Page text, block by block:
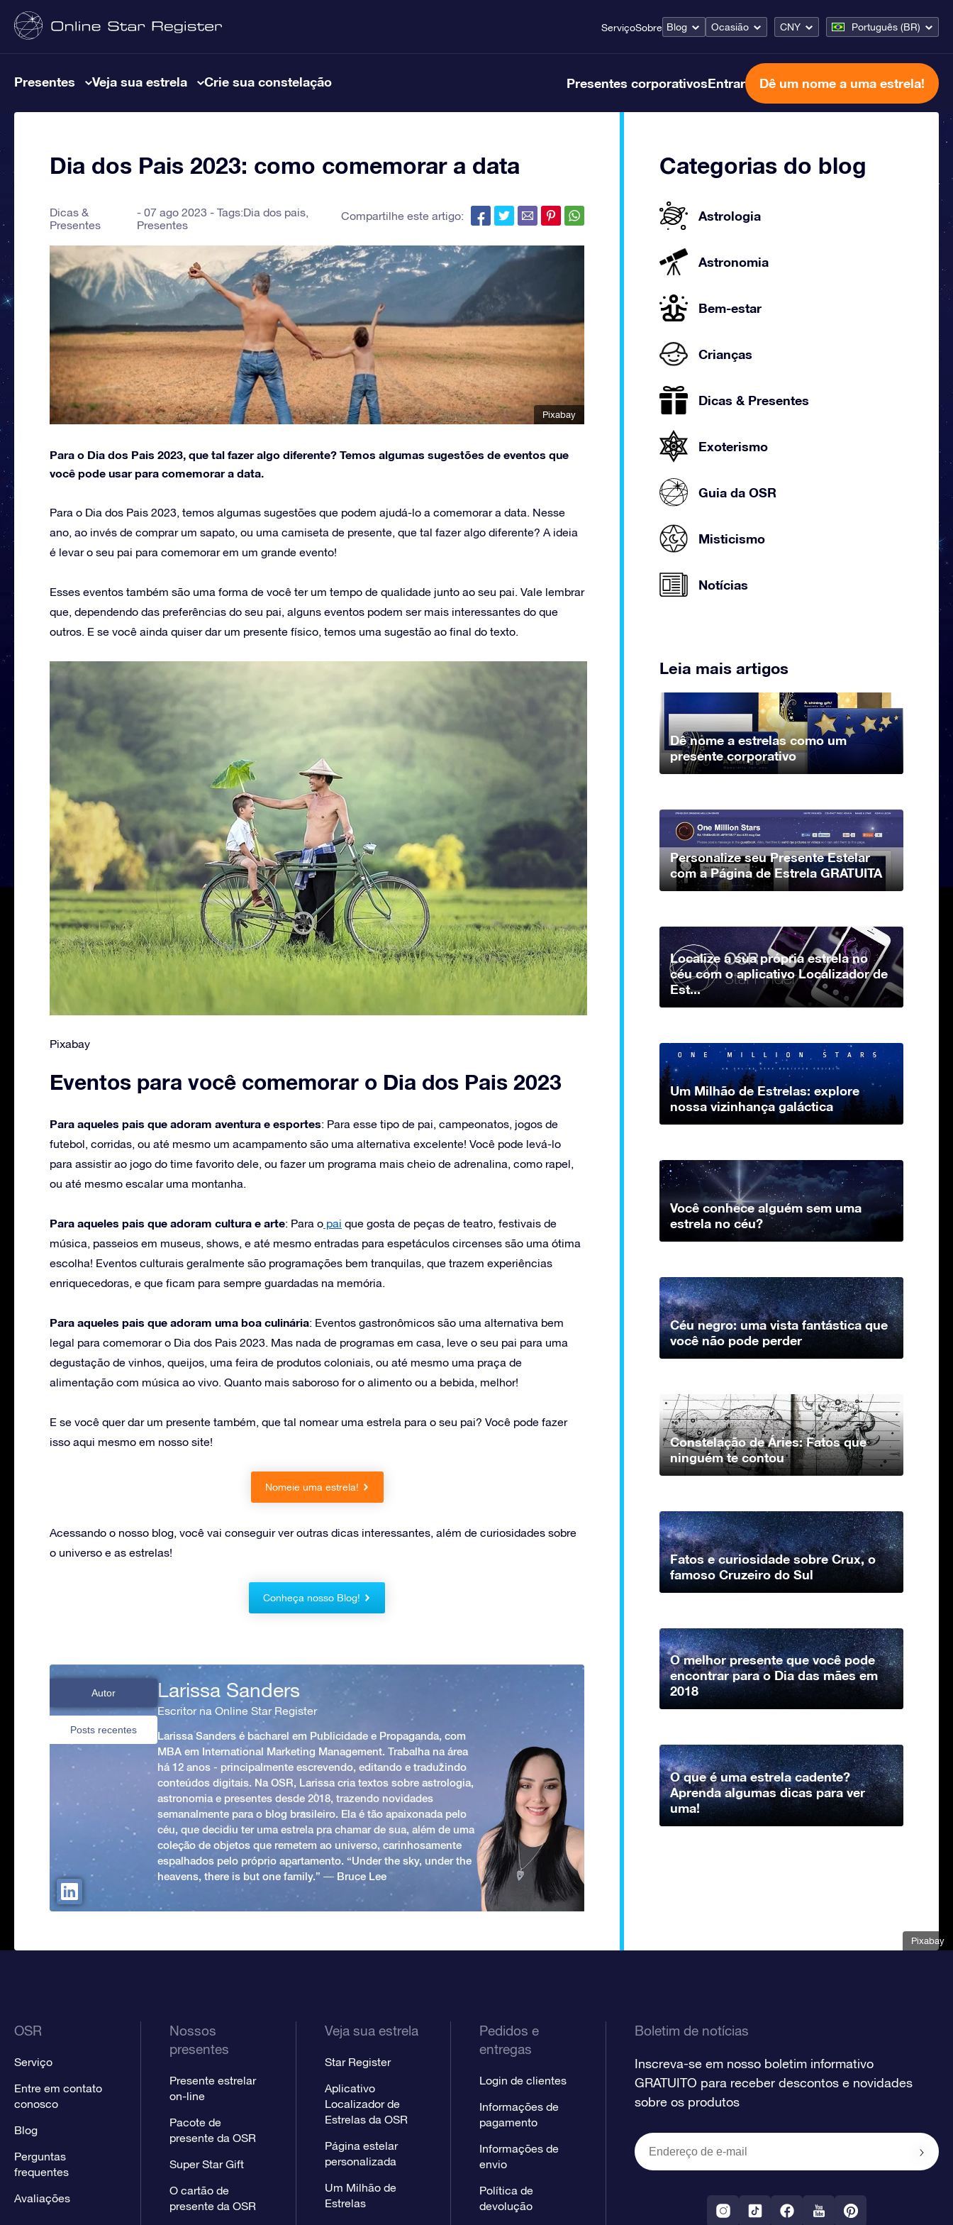
ServiçoSobre Blog Ocasião CNY Português (BR)
Presentes Veja sua estrela Crie sua constelação Presentes corporativosEntrar Dê um nome a uma estrela!
Dia dos Pais 2023: como comemorar a data
Dicas &
Presentes
07 ago 2023 - Tags:Dia dos pais,
Presentes
Compartilhe este artigo:
Pixabay
Para o Dia dos Pais 2023, que tal fazer algo diferente? Temos algumas sugestões de eventos que
você pode usar para comemorar a data.
Para o Dia dos Pais 2023, temos algumas sugestões que podem ajudá-lo a comemorar a data. Nesse
ano, ao invés de comprar um sapato, ou uma camiseta de presente, que tal fazer algo diferente? A ideia
é levar o seu pai para comemorar em um grande evento!
Esses eventos também são uma forma de você ter um tempo de qualidade junto ao seu pai. Vale lembrar
que, dependendo das preferências do seu pai, alguns eventos podem ser mais interessantes do que
outros. E se você ainda quiser dar um presente físico, temos uma sugestão ao final do texto.
Pixabay
Pixabay
Eventos para você comemorar o Dia dos Pais 2023
Para aqueles pais que adoram aventura e esportes: Para esse tipo de pai, campeonatos, jogos de
futebol, corridas, ou até mesmo um acampamento são uma alternativa excelente! Você pode levá-lo
para assistir ao jogo do time favorito dele, ou fazer um programa mais cheio de adrenalina, como rapel,
ou até mesmo escalar uma montanha.
Para aqueles pais que adoram cultura e arte: Para o pai que gosta de peças de teatro, festivais de
música, passeios em museus, shows, e até mesmo entradas para espetáculos circenses são uma ótima
escolha! Eventos culturais geralmente são programações bem tranquilas, que trazem experiências
enriquecedoras, e que ficam para sempre guardadas na memória.
Para aqueles pais que adoram uma boa culinária: Eventos gastronômicos são uma alternativa bem
legal para comemorar o Dia dos Pais 2023. Mas nada de programas em casa, leve o seu pai para uma
degustação de vinhos, queijos, uma feira de produtos coloniais, ou até mesmo uma praça de
alimentação com música ao vivo. Quanto mais saboroso for o alimento ou a bebida, melhor!
E se você quer dar um presente também, que tal nomear uma estrela para o seu pai? Você pode fazer
isso aqui mesmo em nosso site!
Nomeie uma estrela!
Acessando o nosso blog, você vai conseguir ver outras dicas interessantes, além de curiosidades sobre
o universo e as estrelas!
Conheça nosso Blog!
Autor
Posts recentes
Larissa Sanders
Escritor na Online Star Register
Larissa Sanders é bacharel em Publicidade e Propaganda, com
MBA em International Marketing Management. Trabalha na área
há 12 anos - principalmente escrevendo, editando e traduzindo
conteúdos digitais. Na OSR, Larissa cria textos sobre astrologia,
astronomia e presentes desde 2018, trazendo novidades
semanalmente para o blog brasileiro. Ela é tão apaixonada pelo
céu, que decidiu ter uma estrela pra chamar de sua, além de uma
coleção de objetos que remetem ao universo, carinhosamente
espalhados pelo próprio apartamento. “Under the sky, under the
heavens, there is but one family.” ― Bruce Lee
Categorias do blog
Astrologia
Astronomia
Bem-estar
Crianças
Dicas & Presentes
Exoterismo
Guia da OSR
Misticismo
Notícias
Leia mais artigos
Dê nome a estrelas como um
presente corporativo
Personalize seu Presente Estelar
com a Página de Estrela GRATUITA
Localize a sua própria estrela no
céu com o aplicativo Localizador de
Est...
Um Milhão de Estrelas: explore
nossa vizinhança galáctica
Você conhece alguém sem uma
estrela no céu?
Céu negro: uma vista fantástica que
você não pode perder
Constelação de Áries: Fatos que
ninguém te contou
Fatos e curiosidade sobre Crux, o
famoso Cruzeiro do Sul
O melhor presente que você pode
encontrar para o Dia das mães em
2018
O que é uma estrela cadente?
Aprenda algumas dicas para ver
uma!
OSR
Serviço
Entre em contato
conosco
Blog
Perguntas
frequentes
Avaliações
Nossos
presentes
Presente estrelar
on-line
Pacote de
presente da OSR
Super Star Gift
O cartão de
presente da OSR
Veja sua estrela
Star Register
Aplicativo
Localizador de
Estrelas da OSR
Página estelar
personalizada
Um Milhão de
Estrelas
Pedidos e
entregas
Login de clientes
Informações de
pagamento
Informações de
envio
Política de
devolução
Boletim de notícias
Inscreva-se em nosso boletim informativo
GRATUITO para receber descontos e novidades
sobre os produtos